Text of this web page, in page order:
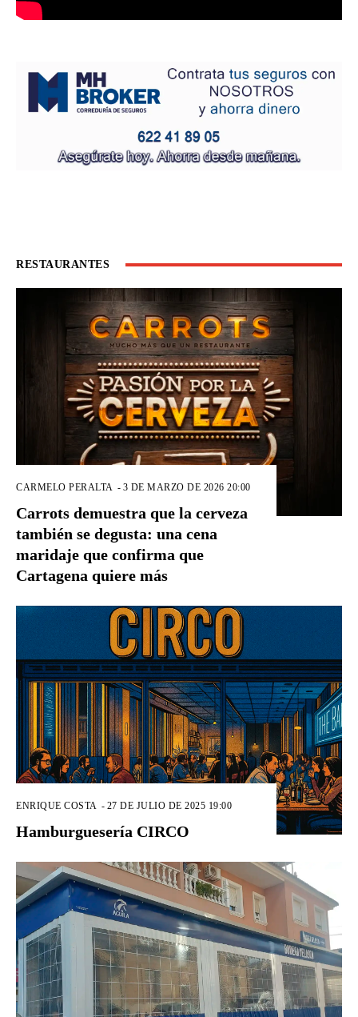
RESTAURANTES
CARMELO PERALTA - 3 DE MARZO DE 2026 20:00
Carrots demuestra que la cerveza
también se degusta: una cena
maridaje que confirma que
Cartagena quiere más
ENRIQUE COSTA - 27 DE JULIO DE 2025 19:00
Hamburguesería CIRCO